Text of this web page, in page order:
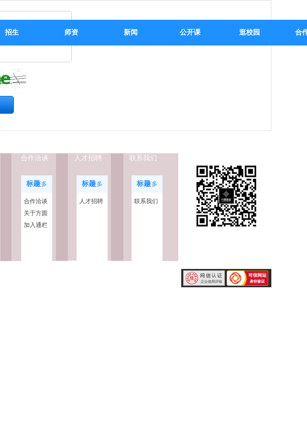
招生 师资 新闻 公开课 逛校园 合
标题更多
合作洽谈
关于方圆
加入通栏
合作洽谈
标题更多
人才招聘
人才招聘
标题更多
联系我们
联系我们